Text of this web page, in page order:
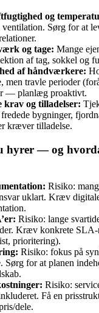
og
Sørg for at
og tage: Mange
af tag, sokkel og
af håndværkere:
men travle perioder
— planlæg proaktivt.
krav og tilladelser:
bygninger,
kræver tilladelse.
hyrer — og
Risiko:
uklart. Kræv
Risiko: lange
Kræv konkrete
prioritering).
Risiko: fokus på
Sørg for at planen
Risiko:
Få en
dele.